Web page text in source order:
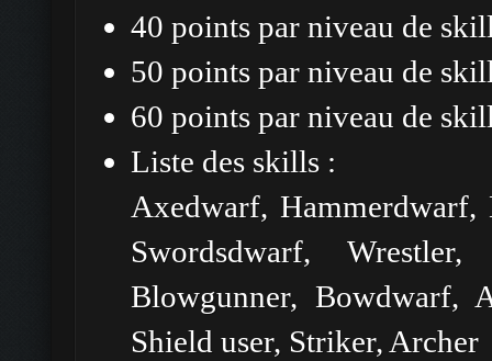
40 points par niveau de
50 points par niveau de
60 points par niveau de
Liste des skills :
Axedwarf, Hammerdwarf,
Swordsdwarf,
Blowgunner, Bowdwarf,
Shield user, Striker, Archer